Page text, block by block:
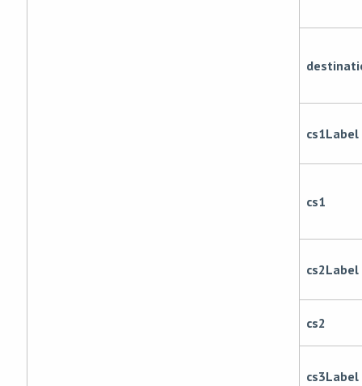
cs1Label
cs1
cs2Label
cs2
cs3Label